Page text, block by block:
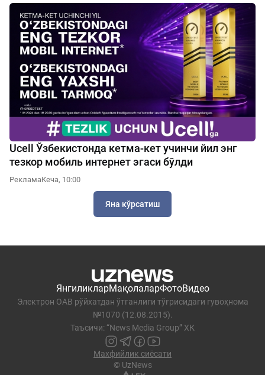
Ucell Ўзбекистонда кетма-кет учинчи йил энг
тезкор мобиль интернет эгаси бўлди
РекламаКеча, 10:00
Яна кўрсатиш
ЯнгиликларМақолаларФотоВидео
Электрон ОАВ рўйхатдан ўтганлиги тўғрисидаги гувоҳнома
№1070 (12.08.2015).
Таъсичи: “News Media Group” ХК
Махфийлик сиёсати
© UzNews